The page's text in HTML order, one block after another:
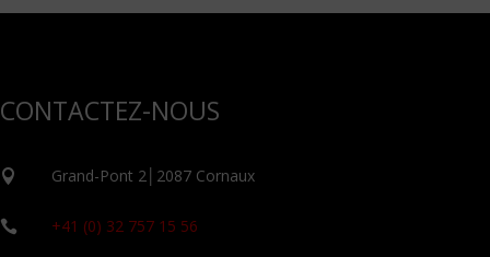
CONTACTEZ-NOUS
 Grand-Pont 2│2087 Cornaux
 +41 (0) 32 757 15 56